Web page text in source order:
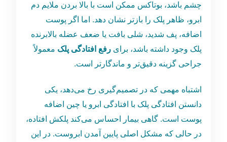
چشم باشد، بوتاکس ممکن است با بالا بردن ملایم دم
ابرو، ظاهر پلک را بازتر نشان دهد. اما اگر پوست
اضافه، پف شدید، شلی بافت یا ضعف عضله بالابرنده
پلک وجود داشته باشد، برایرفع افتادگی پلک معمولاً
جراحی گزینه دقیق‌تر و ماندگارتر است.
اشتباه مهمی که در تصمیم‌گیری رخ می‌دهد، یکی
دانستن افتادگی پلک با افتادگی ابرو یا چین اضافه
پوست است. گاهی بیمار احساس می‌کند پلکش افتاده،
در حالی که مشکل اصلی پایین آمدن ابروست. در این